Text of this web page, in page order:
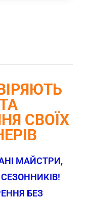
СВОЇХ
МАЙСТРИ,
БЕЗ